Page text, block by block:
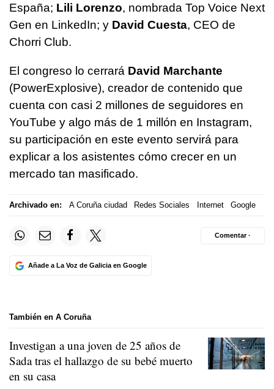
España; Lili Lorenzo, nombrada Top Voice Next
Gen en LinkedIn; y David Cuesta, CEO de
Chorri Club.
El congreso lo cerrará David Marchante
(PowerExplosive), creador de contenido que
cuenta con casi 2 millones de seguidores en
YouTube y algo más de 1 millón en Instagram,
su participación en este evento servirá para
explicar a los asistentes cómo crecer en un
mercado tan masificado.
Archivado en: A Coruña ciudad Redes Sociales Internet Google
Añade a La Voz de Galicia en Google
Comentar ·
También en A Coruña
Investigan a una joven de 25 años de
Sada tras el hallazgo de su bebé muerto
en su casa